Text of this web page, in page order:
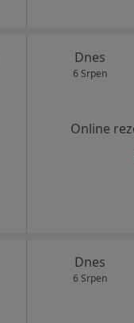
Dnes
6 Srpen
Online
Dnes
6 Srpen